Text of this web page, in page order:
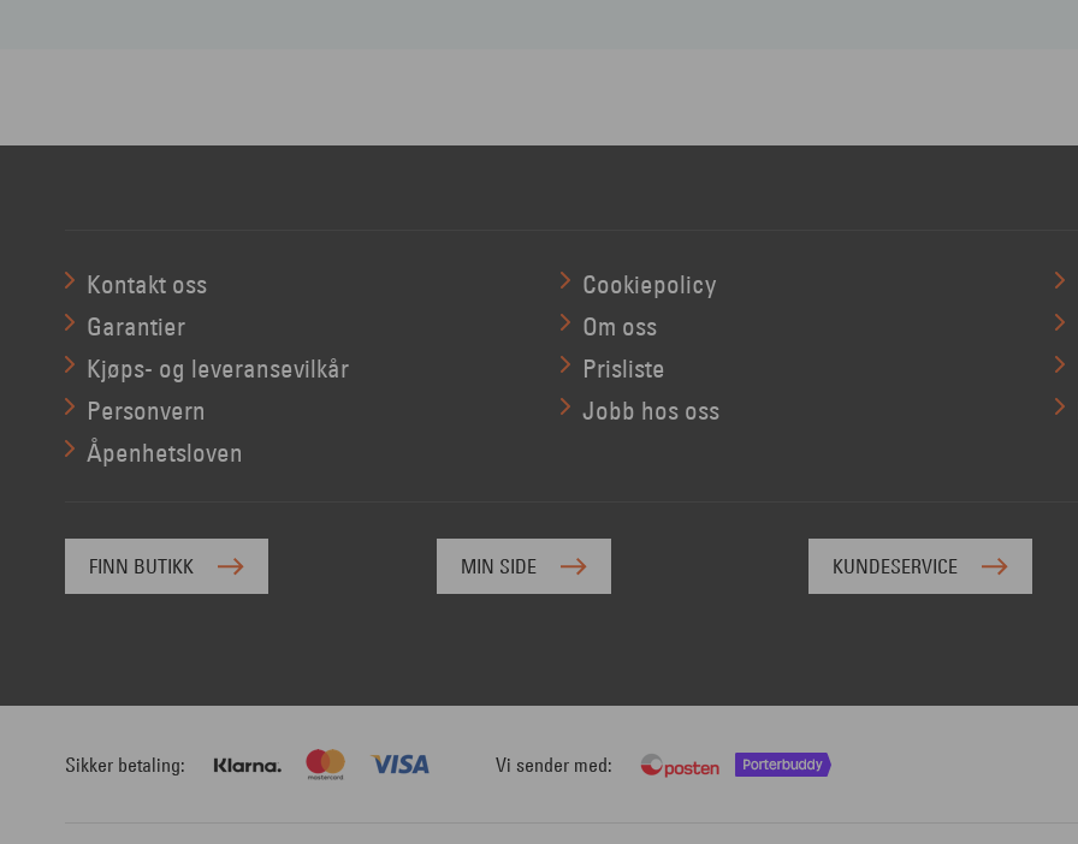
Kontakt oss
Garantier
Kjøps- og leveransevilkår
Personvern
Åpenhetsloven
Cookiepolicy
Om oss
Prisliste
Jobb hos oss
FINN BUTIKK MIN SIDE KUNDESERVICE
Sikker betaling Vi sender med